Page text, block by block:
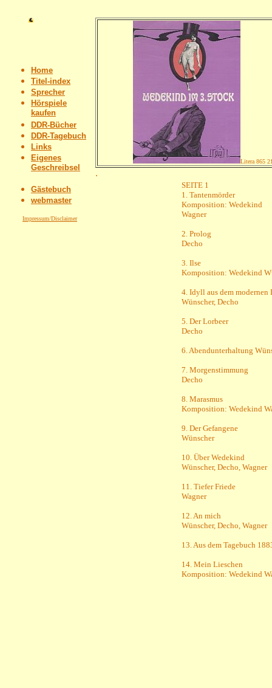
Home
Titel-index
Sprecher
Hörspiele
kaufen
DDR-Bücher
DDR-Tagebuch
Links
Eigenes
Geschreibsel
Gästebuch
webmaster
Impressum/Disclaimer
Litera 865
.
SEITE 1
1. Tantenmörder
Komposition: Wedekind
Wagner
2. Prolog
Decho
3. Ilse
Komposition: Wedekind
4. Idyll aus dem modernen
Wünscher, Decho
5. Der Lorbeer
Decho
6. Abendunterhaltung
7. Morgenstimmung
Decho
8. Marasmus
Komposition: Wedekind
9. Der Gefangene
Wünscher
10. Über Wedekind
Wünscher, Decho, Wagner
11. Tiefer Friede
Wagner
12. An mich
Wünscher, Decho, Wagner
13. Aus dem Tagebuch
14. Mein Lieschen
Komposition: Wedekind